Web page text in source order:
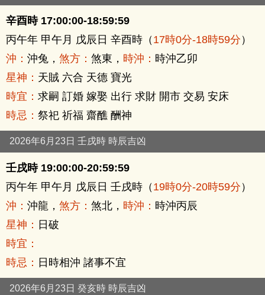
辛酉時 17:00:00-18:59:59
丙午年 甲午月 戊辰日 辛酉時（17時0分-18時59分）
沖： 沖兔， 煞方： 煞東， 時沖： 時沖乙卯
星神： 天賊 六合 天德 寶光
時宜： 求嗣 訂婚 嫁娶 出行 求財 開市 交易 安床
時忌： 祭祀 祈福 齋醮 酬神
2026年6月23日 壬戌時 時辰吉凶
壬戌時 19:00:00-20:59:59
丙午年 甲午月 戊辰日 壬戌時（19時0分-20時59分）
沖： 沖龍， 煞方： 煞北， 時沖： 時沖丙辰
星神： 日破
時宜：
時忌： 日時相沖 諸事不宜
2026年6月23日 癸亥時 時辰吉凶